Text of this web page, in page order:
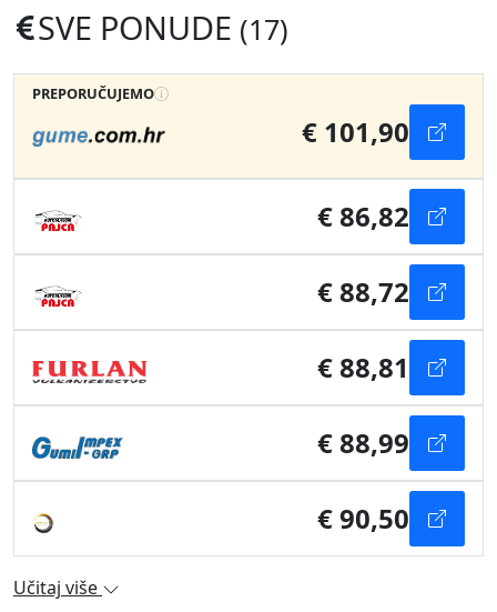
SVE PONUDE (17)
PREPORUČUJEMO
€ 101,90
€ 86,82
€ 88,72
€ 88,81
€ 88,99
€ 90,50
Učitaj više